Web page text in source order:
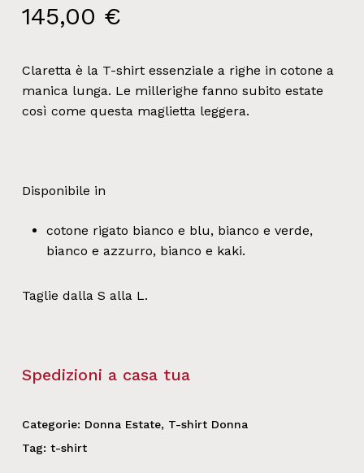
145,00 €
Claretta è la T-shirt essenziale a righe in cotone a
manica lunga. Le millerighe fanno subito estate
così come questa maglietta leggera.
Disponibile in
cotone rigato bianco e blu, bianco e verde,
bianco e azzurro, bianco e kaki.
Taglie dalla S alla L.
Spedizioni a casa tua
Categorie: Donna Estate, T-shirt Donna
Tag: t-shirt